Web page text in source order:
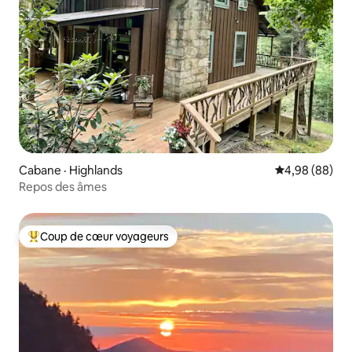
Cabane · Highlands Note
4,98 (88)
Repos des âmes
Coup de cœur voyageurs parmi les plus aimés
Coup de cœur voyageurs